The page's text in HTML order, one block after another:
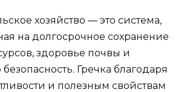
хозяйство — это система,
на долгосрочное сохранение
здоровье почвы и
Гречка благодаря
и полезным свойствам